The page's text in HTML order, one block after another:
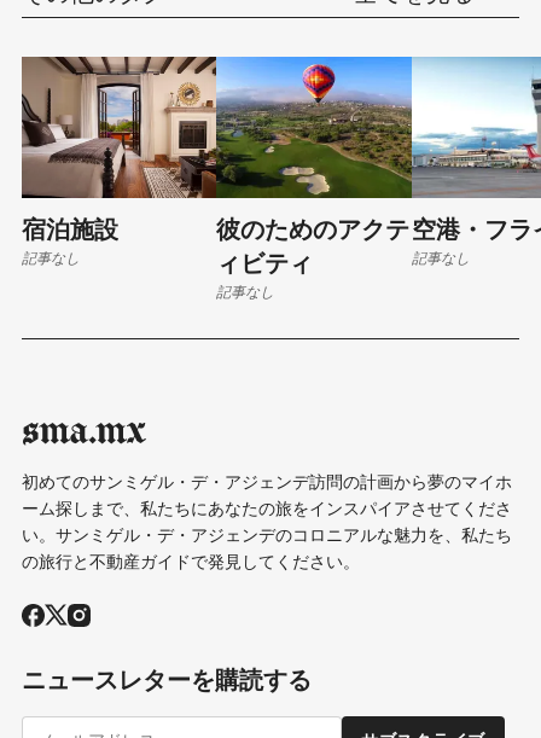
宿泊施設
記事なし
彼のためのアクテ
ィビティ
記事なし
空港・フラ
記事なし
sma.mx
初めてのサンミゲル・デ・アジェンデ訪問の計画から夢のマイホ
ーム探しまで、私たちにあなたの旅をインスパイアさせてくださ
い。サンミゲル・デ・アジェンデのコロニアルな魅力を、私たち
の旅行と不動産ガイドで発見してください。
ニュースレターを購読する